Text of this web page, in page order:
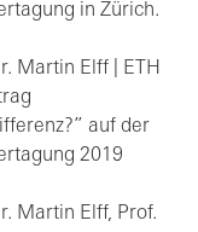
in Zürich.
Martin Elff | ETH
auf der
2019
Martin Elff, Prof.